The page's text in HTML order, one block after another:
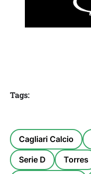
Tags:
Cagliari Calcio
Serie D Torres